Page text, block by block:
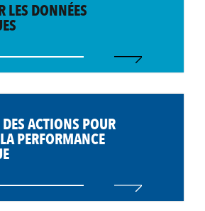
LES DONNÉES
ACTIONS POUR
PERFORMANCE